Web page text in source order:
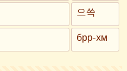
으쓱
брр-хм